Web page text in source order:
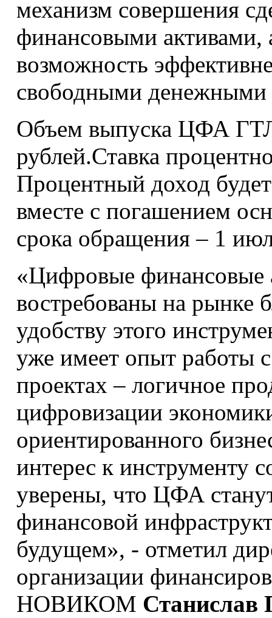
механизм совершения
финансовыми активами,
возможность
свободными денежными
Объем выпуска ЦФА
рублей.Ставка
Процентный доход
вместе с погашением
срока обращения – 1
«Цифровые финансовые
востребованы на рынке
удобству этого
уже имеет опыт работы
проектах – логичное
цифровизации
ориентированного
интерес к инструменту
уверены, что ЦФА
финансовой
будущем», - отметил
организации
НОВИКОМ